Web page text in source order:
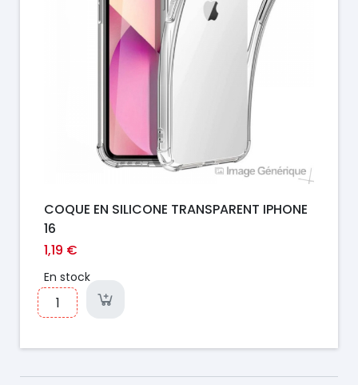
COQUE EN SILICONE TRANSPARENT IPHONE
16
1,19 €
En stock